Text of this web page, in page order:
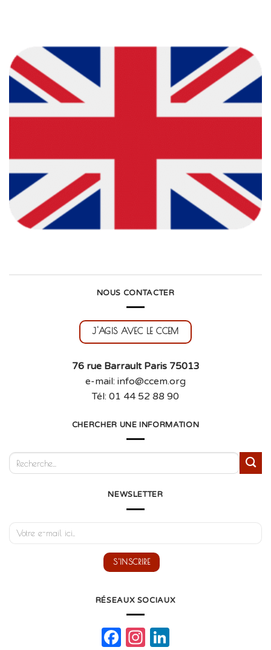
NOUS CONTACTER
J'AGIS AVEC LE CCEM
76 rue Barrault Paris 75013
e-mail: info@ccem.org
Tél: 01 44 52 88 90
CHERCHER UNE INFORMATION
NEWSLETTER
RÉSEAUX SOCIAUX
Facebook
Instagram